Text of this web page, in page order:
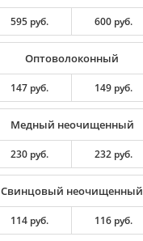
595 руб. 600 руб.
Оптоволоконный
147 руб. 149 руб.
Медный неочищенный
230 руб. 232 руб.
Свинцовый неочищенный
114 руб. 116 руб.